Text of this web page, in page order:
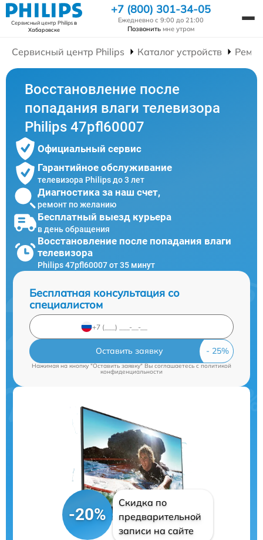
Сервисный центр Philipsв
Хабаровске
+7 (800) 301-34-05
Ежедневно с 9:00 до 21:00
Позвонить мне утром
Сервисный центр Philips Каталог устройств
Восстановление после
попадания влаги телевизора
Philips 47pfl60007
Официальный сервис
Гарантийное обслуживание
телевизора Philips до 3 лет
Диагностика за наш счет,
ремонт по желанию
Бесплатный выезд курьера
в день обращения
Восстановление после попадания влаги
телевизора
Philips 47pfl60007 от 35 минут
Бесплатная консультация со
специалистом
Оставить заявку
Нажимая на кнопку "Оставить заявку" Вы соглашаетесь c политикой
конфиденциальности
-20%
Скидка по
предварительной
записи на сайте